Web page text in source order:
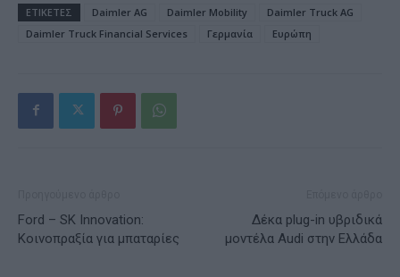
ΕΤΙΚΕΤΕΣ Daimler AG Daimler Mobility
Daimler Truck AG
Daimler Truck Financial Services
Γερμανία Ευρώπη
Ford – SK Innovation:
Κοινοπραξία για μπαταρίες
Δέκα plug-in υβριδικά
μοντέλα Audi στην Ελλάδα